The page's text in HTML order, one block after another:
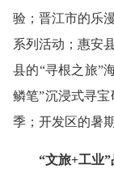
验；晋江市的乐
系列活动；惠安
县的“寻根之旅”
鳞笔”沉浸式寻
季；开发区的暑
“文旅+工业”